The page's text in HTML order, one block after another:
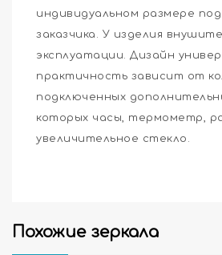
индивидуальном размере
заказчика. У изделия
эксплуатации. Дизайн
практичность зависит от
подключенных
которых часы, термометр,
увеличительное стекло.
Похожие зеркала